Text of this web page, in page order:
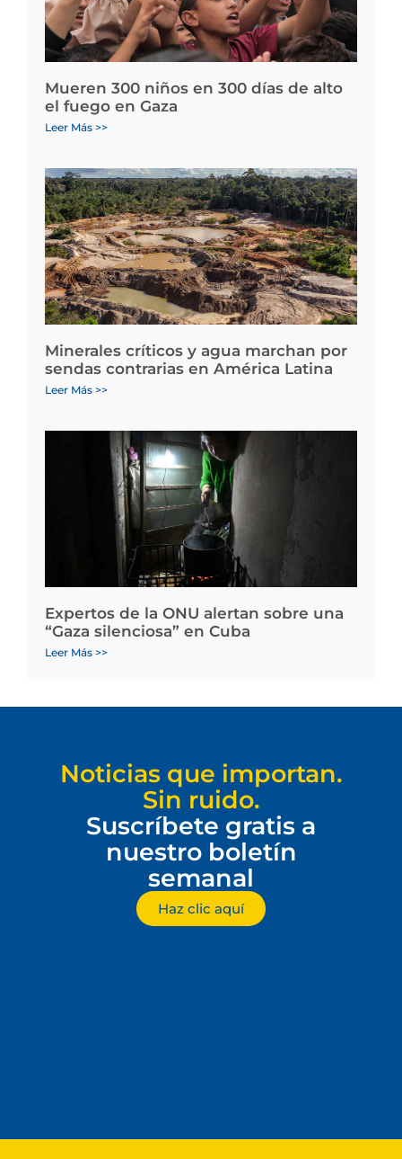
Mueren 300 niños en 300 días de alto
el fuego en Gaza
Leer Más >>
Minerales críticos y agua marchan por
sendas contrarias en América Latina
Leer Más >>
Expertos de la ONU alertan sobre una
“Gaza silenciosa” en Cuba
Leer Más >>
Noticias que importan.
Sin ruido.
Suscríbete gratis a
nuestro boletín
semanal
Haz clic aquí